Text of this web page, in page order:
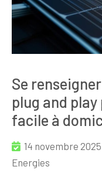
Se
plug and
facile à
14 novembre 2025
Energies